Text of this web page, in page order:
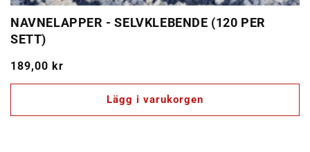
NAVNELAPPER - SELVKLEBENDE (120 PER
SETT)
Ordinarie
pris
189,00 kr
Lägg i varukorgen